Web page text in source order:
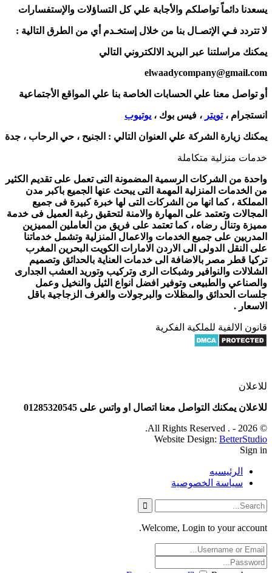
يسعدنا دائماً تواصلكم والأجابة علي كل التساؤلات والإستفسارات
لا تتردد فـي الإتصـال بنا من خلال إستخـدم أي من الطرق التالية :
يمكنك مراسلتنا عبر البريد الالكتروني التالي
elwaadycompany@gmail.com
أو تواصل معنا علي الحسابات الخاصة بنا علي المواقع الأجتماعية
انستجرام ،تويتر ، فيس بوك ، يوتيوب
يمكنك زيارة الشركة علي العنوان التالي : الجنيح ، حي الرحاب ، جدة
خدمات منزلية متكاملة
واحدة من الشركات الرسمية المضمونة التى تعمل على تقديم الكثير
من الخدمات المنزلية المهمة التى يبحث عنها الجميع باكبر مدن
المملكة ، كما انها من الشركات التى لها خبرة كبيرة فى جميع
المجالات وتعتمد على المهارة والامنة لتحقيق رغبة العميل فى خدمة
مميزة وتنال رضاه ، كما تعتمد على فريق من العاملين المميزين
المدربين على جميع الخدمات والاعمال المنزلية وتشمل خدماتنا
على النقل الدولى الى الاردن الامارات الكويت البحرين المغرب
تركيا قطر مصر بالاضافة الى خدمات العناية بالحدائق وتصميم
الشلالات والنوافير وشبكات الرى وتركيب وتوريد العشب الجدارى
والصناعي والطبيعى وتوفير افضل انواع الثيل والنخيل وعمل
جلسات الحدائق والمظلات والبرجولات والغرف الزجاجية باقل
الاسعار .
قانون الالفية للملكية الفكرية
للاعلان
للاعلان يمكنك التواصل معنا اتصال او واتس على 01285320545
© 2026 - . All Rights Reserved.
Website Design: BetterStudio
Sign in
الرئيسيه
سياسة الخصوصية
Welcome, Login to your account.